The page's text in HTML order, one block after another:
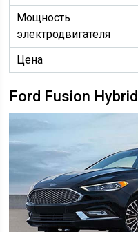
Мощность
электродвигателя
Цена
Ford Fusion Hybrid